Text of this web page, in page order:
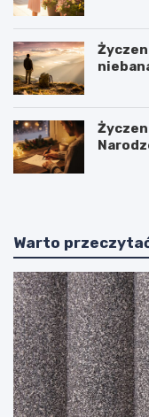
Warto